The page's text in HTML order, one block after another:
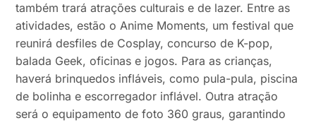
também trará atrações culturais e de lazer. Entre as
atividades, estão o Anime Moments, um festival que
reunirá desfiles de Cosplay, concurso de K-pop,
balada Geek, oficinas e jogos. Para as crianças,
haverá brinquedos infláveis, como pula-pula, piscina
de bolinha e escorregador inflável. Outra atração
será o equipamento de foto 360 graus, garantindo